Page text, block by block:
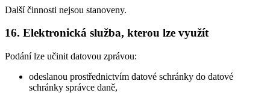
Další činnosti nejsou stanoveny.
16. Elektronická služba, kterou lze využít
Podání lze učinit datovou zprávou:
odeslanou prostřednictvím datové schránky do datové
schránky správce daně,